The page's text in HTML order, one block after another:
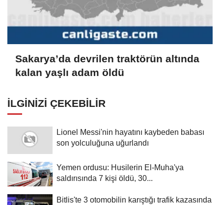
Sakarya’da devrilen traktörün altında
kalan yaşlı adam öldü
İLGINIZI ÇEKEBILIR
Lionel Messi'nin hayatını kaybeden babası
son yolculuğuna uğurlandı
Yemen ordusu: Husilerin El-Muha'ya
saldırısında 7 kişi öldü, 30...
Bitlis'te 3 otomobilin karıştığı trafik kazasında